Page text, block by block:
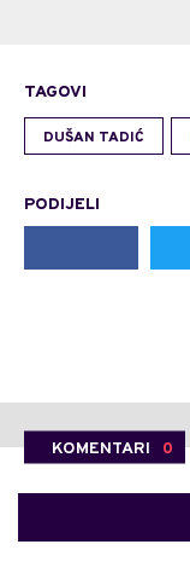
TAGOVI
DUŠAN TADIĆ
PODIJELI
KOMENTARI 0